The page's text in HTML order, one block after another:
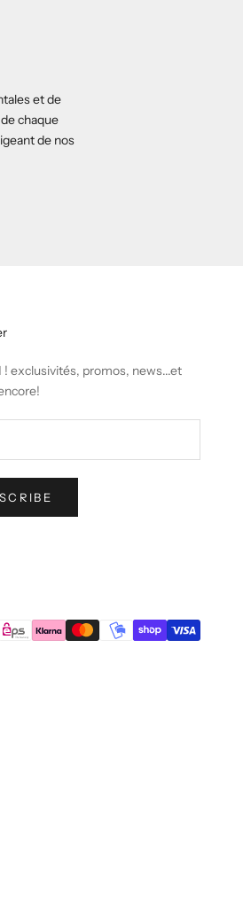
et de
chaque
de nos
! exclusivités, promos, news...et